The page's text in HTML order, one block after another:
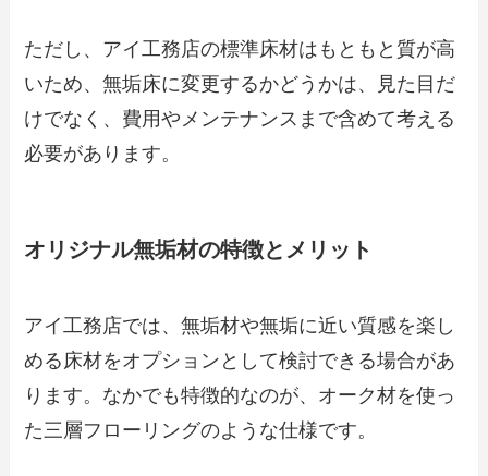
ただし、アイ工務店の標準床材はもともと質が高
いため、無垢床に変更するかどうかは、見た目だ
けでなく、費用やメンテナンスまで含めて考える
必要があります。
オリジナル無垢材の特徴とメリット
アイ工務店では、無垢材や無垢に近い質感を楽し
める床材をオプションとして検討できる場合があ
ります。なかでも特徴的なのが、オーク材を使っ
た三層フローリングのような仕様です。